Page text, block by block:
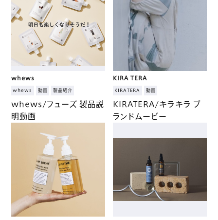
whews
whews 動画 製品紹介
whews/フューズ 製品説
明動画
KIRA TERA
KIRATERA 動画
KIRATERA/キラキラ ブ
ランドムービー